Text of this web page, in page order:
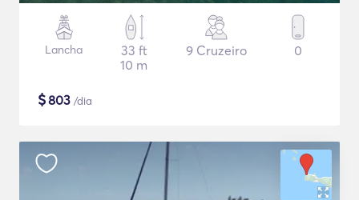
Lancha
33 ft
10 m
9 Cruzeiro 0
$803 /dia